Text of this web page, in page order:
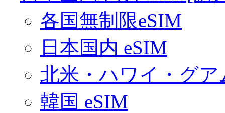
各国無制限eSIM
日本国内 eSIM
北米・ハワイ・グア
韓国 eSIM